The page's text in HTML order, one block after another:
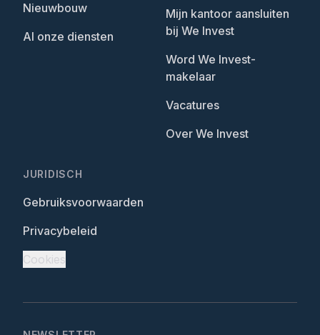
Nieuwbouw
Al onze diensten
Mijn kantoor aansluiten
bij We Invest
Word We Invest-
makelaar
Vacatures
Over We Invest
JURIDISCH
Gebruiksvoorwaarden
Privacybeleid
Cookies